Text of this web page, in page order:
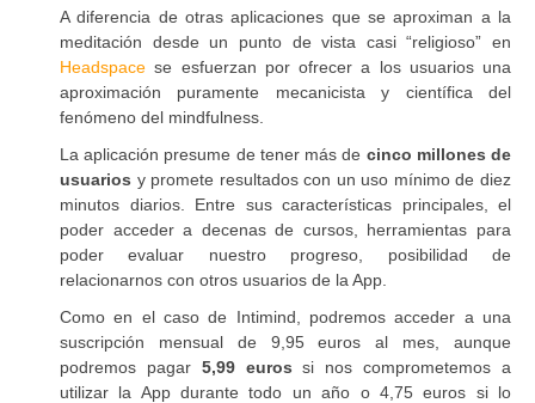
A diferencia de otras aplicaciones que se aproximan a la
meditación desde un punto de vista casi “religioso” en
Headspace se esfuerzan por ofrecer a los usuarios una
aproximación puramente mecanicista y científica del
fenómeno del mindfulness.
La aplicación presume de tener más de cinco millones de
usuarios y promete resultados con un uso mínimo de diez
minutos diarios. Entre sus características principales, el
poder acceder a decenas de cursos, herramientas para
poder evaluar nuestro progreso, posibilidad de
relacionarnos con otros usuarios de la App.
Como en el caso de Intimind, podremos acceder a una
suscripción mensual de 9,95 euros al mes, aunque
podremos pagar 5,99 euros si nos comprometemos a
utilizar la App durante todo un año o 4,75 euros si lo